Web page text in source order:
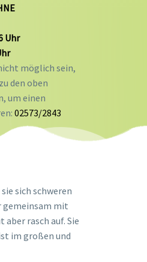
Uhr
möglich sein,
den oben
um einen
02573/2843
sich schweren
gemeinsam mit
rasch auf. Sie
im großen und